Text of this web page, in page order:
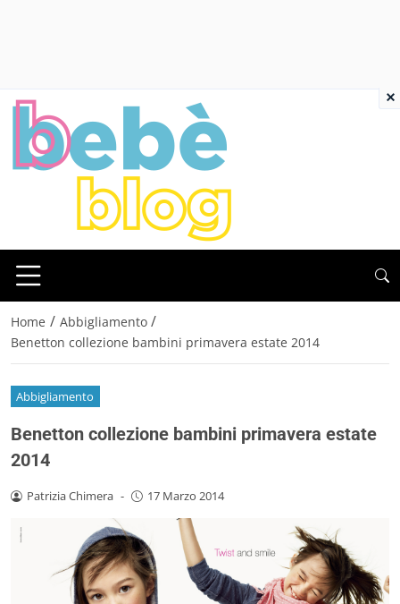
Home / Abbigliamento /
Benetton collezione bambini primavera estate 2014
Abbigliamento
Benetton collezione bambini primavera estate
2014
Patrizia Chimera - 17 Marzo 2014
×